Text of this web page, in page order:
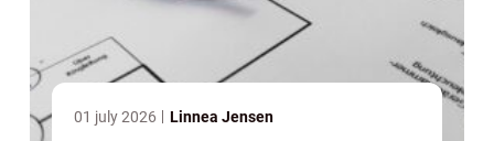
01 july 2026 Linnea Jensen